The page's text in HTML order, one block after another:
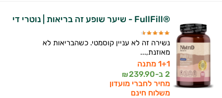
®FullFill - שיער שופע זה בריאות | נוטרי די
נשירה זה לא עניין קוסמטי. כשהבריאות לא
מאוזנת,...
1+1 מתנה
2 ב-
239.90
₪
מחיר לחברי מועדון
משלוח חינם
המטרה שלי היא להתאים עבורך המלצות
אישיות מבוססות מדעית.
זה הזמן להתחיל. איך אוכל לעזור?